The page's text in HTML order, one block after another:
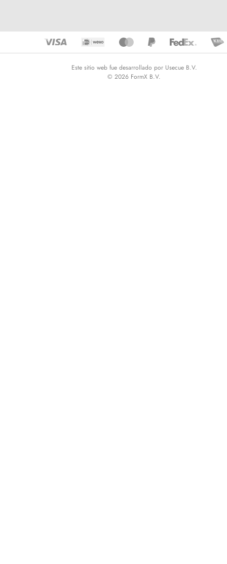
Este sitio web fue desarrollado por Usecue B.V.
© 2026 FormX B.V.